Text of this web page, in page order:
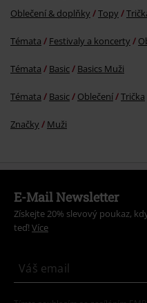
Oblečení & doplňky Topy
Témata Festivaly a koncerty
Témata Basic Basics Muži
Témata Basic Oblečení Trička
Značky Muži
E-Mail Newsletter
Získejte 20% slevový poukaz,
teď! Více